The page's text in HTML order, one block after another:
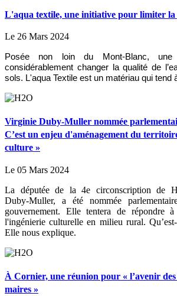
L'aqua textile, une initiative pour limiter la
Le 26 Mars 2024
Posée non loin du Mont-Blanc, une
considérablement changer la qualité de
sols. L'aqua Textile est un matériau qui tend
Virginie Duby-Muller nommée
C’est un enjeu d'aménagement du
culture »
Le 05 Mars 2024
La députée de la 4e circonscription de
Duby-Muller, a été nommée
gouvernement. Elle tentera de répondre
l'ingénierie culturelle en milieu rural.
Elle nous explique.
À Cornier, une réunion pour « l’avenir des
maires »